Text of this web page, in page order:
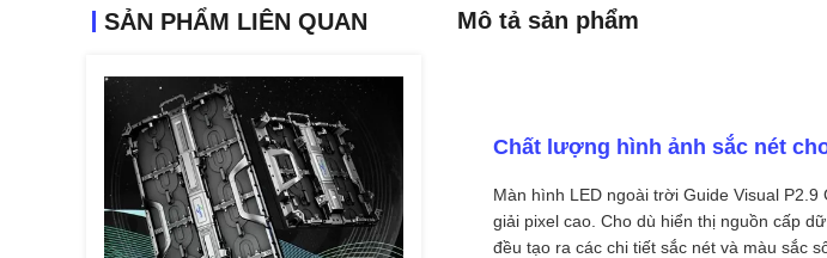
SẢN PHẨM LIÊN QUAN Mô tả sản phẩm
Chất lượng hình ảnh sắc nét
Màn hình LED ngoài trời Guide Visual
giải pixel cao. Cho dù hiển thị nguồn cấp
đều tạo ra các chi tiết sắc nét và màu sắc